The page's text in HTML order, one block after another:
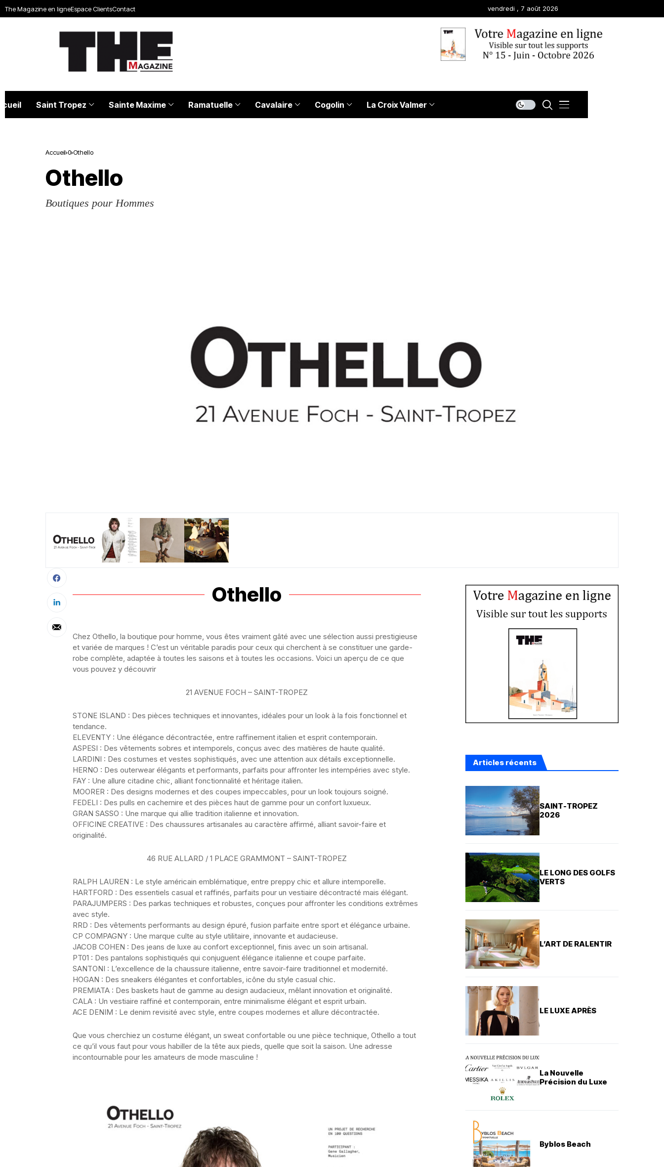
The Magazine en ligneEspace ClientsContact vendredi , 7 août 2026
Saint Tropez Sainte Maxime Ramatuelle Cavalaire Cogolin La Croix Valmer
Accueil 0 Othello
Othello
Boutiques pour Hommes
Othello
Chez Othello, la boutique pour homme, vous êtes vraiment gâté avec une sélection aussi prestigieuse
et variée de marques ! C’est un véritable paradis pour ceux qui cherchent à se constituer une garde-
robe complète, adaptée à toutes les saisons et à toutes les occasions. Voici un aperçu de ce que
vous pouvez y découvrir
21 AVENUE FOCH – SAINT-TROPEZ
STONE ISLAND : Des pièces techniques et innovantes, idéales pour un look à la fois fonctionnel et
tendance.
ELEVENTY : Une élégance décontractée, entre raffinement italien et esprit contemporain.
ASPESI : Des vêtements sobres et intemporels, conçus avec des matières de haute qualité.
LARDINI : Des costumes et vestes sophistiqués, avec une attention aux détails exceptionnelle.
HERNO : Des outerwear élégants et performants, parfaits pour affronter les intempéries avec style.
FAY : Une allure citadine chic, alliant fonctionnalité et héritage italien.
MOORER : Des designs modernes et des coupes impeccables, pour un look toujours soigné.
FEDELI : Des pulls en cachemire et des pièces haut de gamme pour un confort luxueux.
GRAN SASSO : Une marque qui allie tradition italienne et innovation.
OFFICINE CREATIVE : Des chaussures artisanales au caractère affirmé, alliant savoir-faire et
originalité.
46 RUE ALLARD / 1 PLACE GRAMMONT – SAINT-TROPEZ
RALPH LAUREN : Le style américain emblématique, entre preppy chic et allure intemporelle.
HARTFORD : Des essentiels casual et raffinés, parfaits pour un vestiaire décontracté mais élégant.
PARAJUMPERS : Des parkas techniques et robustes, conçues pour affronter les conditions extrêmes
avec style.
RRD : Des vêtements performants au design épuré, fusion parfaite entre sport et élégance urbaine.
CP COMPAGNY : Une marque culte au style utilitaire, innovante et audacieuse.
JACOB COHEN : Des jeans de luxe au confort exceptionnel, finis avec un soin artisanal.
PT01 : Des pantalons sophistiqués qui conjuguent élégance italienne et coupe parfaite.
SANTONI : L’excellence de la chaussure italienne, entre savoir-faire traditionnel et modernité.
HOGAN : Des sneakers élégantes et confortables, icône du style casual chic.
PREMIATA : Des baskets haut de gamme au design audacieux, mêlant innovation et originalité.
CALA : Un vestiaire raffiné et contemporain, entre minimalisme élégant et esprit urbain.
ACE DENIM : Le denim revisité avec style, entre coupes modernes et allure décontractée.
Que vous cherchiez un costume élégant, un sweat confortable ou une pièce technique, Othello a tout
ce qu’il vous faut pour vous habiller de la tête aux pieds, quelle que soit la saison. Une adresse
incontournable pour les amateurs de mode masculine !
Articles récents
SAINT-TROPEZ
2026
LE LONG DES GOLFS
VERTS
L’ART DE RALENTIR
LE LUXE APRÈS
La Nouvelle
Précision du Luxe
Byblos Beach